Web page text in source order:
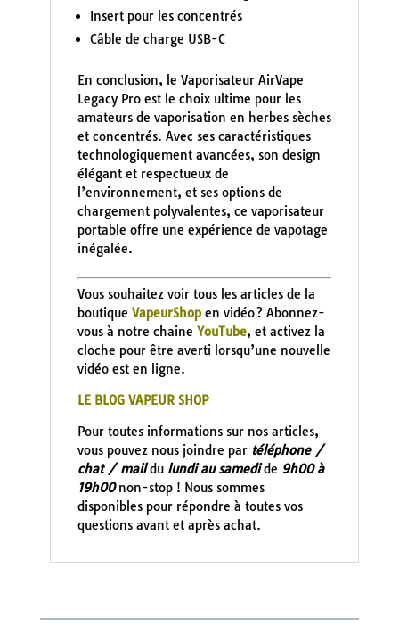
Insert pour les concentrés
Câble de charge USB-C
En conclusion, le Vaporisateur AirVape
Legacy Pro est le choix ultime pour les
amateurs de vaporisation en herbes sèches
et concentrés. Avec ses caractéristiques
technologiquement avancées, son design
élégant et respectueux de
l’environnement, et ses options de
chargement polyvalentes, ce vaporisateur
portable offre une expérience de vapotage
inégalée.
Vous souhaitez voir tous les articles de la
boutique VapeurShopen vidéo ? Abonnez-
vous à notre chaine YouTube, et activez la
cloche pour être averti lorsqu’une nouvelle
vidéo est en ligne.
LE BLOG VAPEUR SHOP
Pour toutes informations sur nos articles,
vous pouvez nous joindre par téléphone /
chat / maildu lundi au samedide 9h00 à
19h00non-stop ! Nous sommes
disponibles pour répondre à toutes vos
questions avant et après achat.